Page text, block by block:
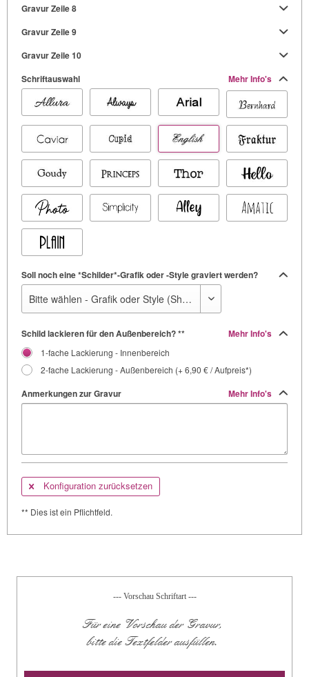
Gravur Zeile 8
Gravur Zeile 9
Gravur Zeile 10
Schriftauswahl
Mehr Info's
Soll noch eine *Schilder*-Grafik oder -Style graviert werden?
Schild lackieren für den Außenbereich? ** Mehr Info's
1-fache Lackierung - Innenbereich
2-fache Lackierung - Außenbereich (+ 6,90 € / Aufpreis*)
Anmerkungen zur Gravur Mehr Info's
Konfiguration zurücksetzen
** Dies ist ein Pflichtfeld.
--- Vorschau Schriftart ---
Für eine Vorschau der Gravur,
bitte die Textfelder ausfüllen.